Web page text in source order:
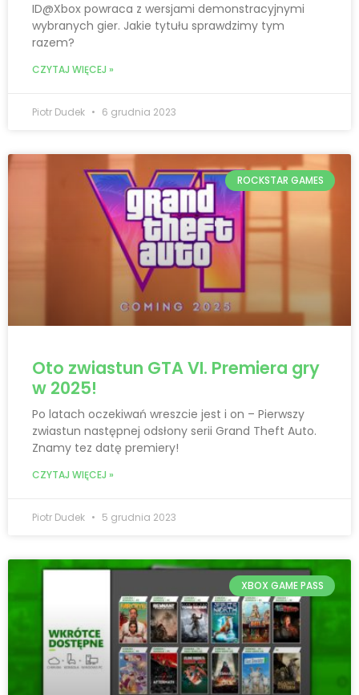
ID@Xbox powraca z wersjami demonstracyjnymi
wybranych gier. Jakie tytułu sprawdzimy tym
razem?
CZYTAJ WIĘCEJ »
Piotr Dudek 6 grudnia 2023
ROCKSTAR GAMES
Oto zwiastun GTA VI. Premiera gry
w 2025!
Po latach oczekiwań wreszcie jest i on – Pierwszy
zwiastun następnej odsłony serii Grand Theft Auto.
Znamy tez datę premiery!
CZYTAJ WIĘCEJ »
Piotr Dudek 5 grudnia 2023
XBOX GAME PASS